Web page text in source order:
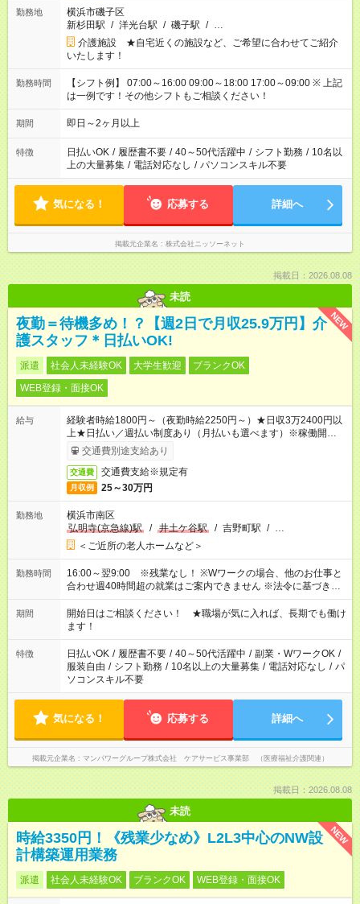
勤務地
横浜市磯子区
新杉田駅 / 洋光台駅 / 磯子駅 / …
介護施設 ★自宅近くの施設など、ご希望に合わせてご紹介
いたします！
勤務時間
【シフト例】 07:00～16:00 09:00～18:00 17:00～09:00 ※ 上記
は一例です！その他シフトもご相談ください！
期間 即日～2ヶ月以上
特徴 日払いOK / 履歴書不要 / 40～50代活躍中 / シフト勤務 / 10名以
上の大量募集 / 電話対応なし / パソコンスキル不要
気になる！ 応募する 詳細へ
掲載元企業名 株式会社ニッソーネット
掲載日：2026.08.08
未読
NEW
夜勤＝待機多め！？【週2日で月収25.9万円】介
護スタッフ＊日払いOK!
派遣 社会人未経験OK 大学生歓迎
ブランクOK
WEB登録・面接OK
給与
経験者時給1800円～（夜勤時給2250円～）★日収3万2400円以
上★日払い／週払い制度あり（月払いも選べます）※稼働開始時
は手続き完了次第のお支払いとなります。
交通費別途支給あり
交通費 交通費支給※規定有
月収例 25～30万円
勤務地
横浜市南区
弘明寺(京急線)駅
/ 井土ケ谷駅 / 吉野町駅 / …
＜ご近所の老人ホームなど＞
勤務時間
16:00～翌9:00 ※残業なし！ ※Wワークの場合、他のお仕事と
合わせ週40時間超の就業はご案内できません ※法令に基づき、
週20時間以上勤務は社会保険への加入対象となります ※労働者
派遣法（日雇い派遣の原則禁止）により、短時間・短期間の就
業はご案内が難しい場合があります
期間
開始日はご相談ください！ ★職場が気に入れば、長期でも働け
ます！
特徴 日払いOK / 履歴書不要 / 40～50代活躍中 / 副業・WワークOK /
服装自由 / シフト勤務 / 10名以上の大量募集 / 電話対応なし / パ
ソコンスキル不要
気になる！ 応募する 詳細へ
掲載元企業名 マンパワーグループ株式会社 ケアサービス事業部 （医療福祉介護関連）
掲載日：2026.08.08
未読
NEW
時給3350円！《残業少なめ》L2L3中心のNW設
計構築運用業務
派遣 社会人未経験OK ブランクOK WEB登録・面接OK